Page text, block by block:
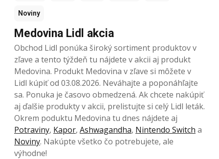
Noviny
Medovina Lidl akcia
Obchod Lidl ponúka široký sortiment produktov v
zľave a tento týždeň tu nájdete v akcii aj produkt
Medovina. Produkt Medovina v zľave si môžete v
Lidl kúpiť od 03.08.2026. Neváhajte a poponáhľajte
sa. Ponuka je časovo obmedzená. Ak chcete nakúpiť
aj ďalšie produkty v akcii, prelistujte si celý Lidl leták.
Okrem poduktu Medovina tu dnes nájdete aj
Potraviny, Kapor, Ashwagandha, Nintendo Switch a
Noviny. Nakúpte všetko čo potrebujete, ale
výhodne!